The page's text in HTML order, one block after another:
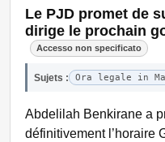
Le PJD promet de
dirige le prochain
Accesso non specificato
Sujets : Ora legale in
Abdelilah Benkirane a
définitivement l’horaire